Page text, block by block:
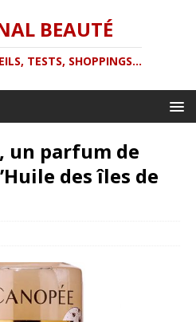
BEAUTÉ
TESTS, SHOPPINGS...
un parfum de
des îles de